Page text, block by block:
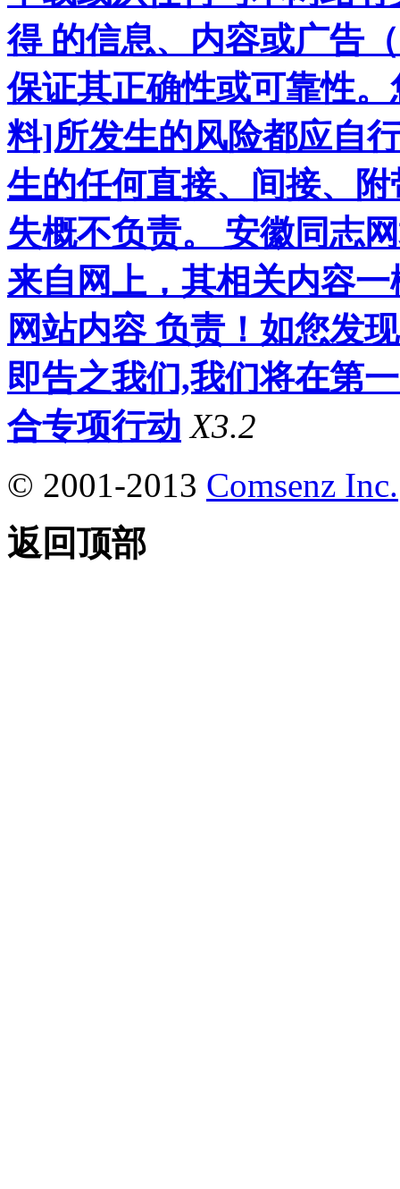
得 的信息、内容或广告
保证其正确性或可靠性
料]所发生的风险都应自
生的任何直接、间接、
失概不负责。 安徽同志
来自网上，其相关内容
网站内容 负责！如您发
即告之我们,我们将在第
合专项行动 X3.2
© 2001-2013 Comsenz Inc.
返回顶部